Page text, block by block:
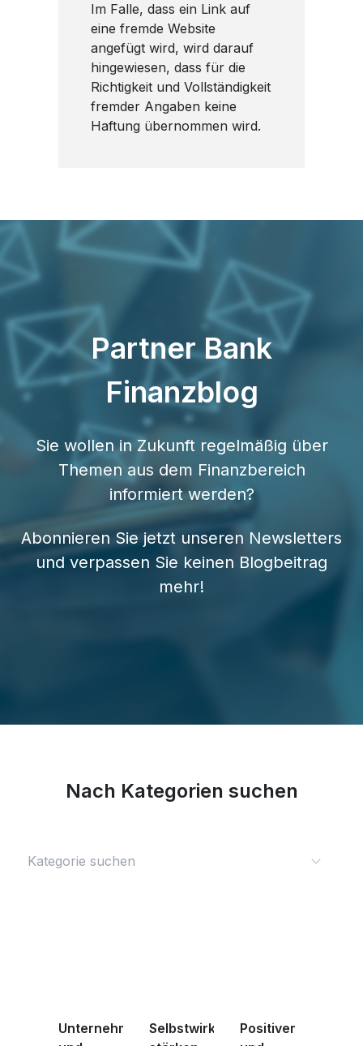
Im Falle, dass ein Link auf
eine fremde Website
angefügt wird, wird darauf
hingewiesen, dass für die
Richtigkeit und Vollständigkeit
fremder Angaben keine
Haftung übernommen wird.
Partner Bank
Finanzblog
Sie wollen in Zukunft regelmäßig über
Themen aus dem Finanzbereich
informiert werden?
Abonnieren Sie jetzt unseren Newsletters
und verpassen Sie keinen Blogbeitrag
mehr!
Nach Kategorien suchen
UnternehmertumSelbstwirksamkeitPositiver